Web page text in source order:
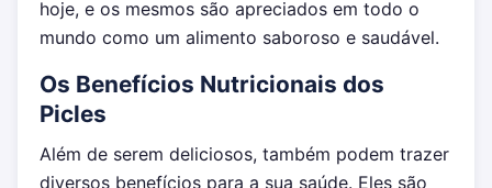
hoje, e os mesmos são apreciados em todo o
mundo como um alimento saboroso e saudável.
Os Benefícios Nutricionais dos
Picles
Além de serem deliciosos, também podem trazer
diversos benefícios para a sua saúde. Eles são